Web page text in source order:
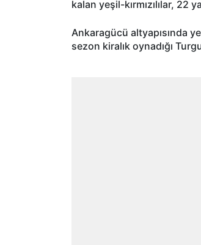
kalan yeşil-kırmızılılar, 22
Ankaragücü altyapısında
sezon kiralık oynadığı